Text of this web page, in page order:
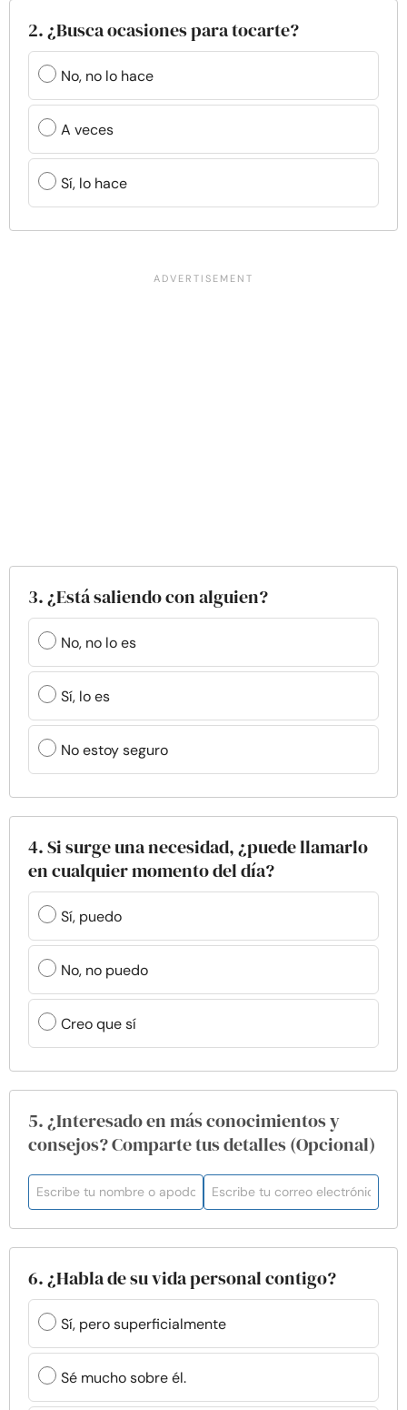
2. ¿Busca ocasiones para tocarte?
No, no lo hace
A veces
Sí, lo hace
3. ¿Está saliendo con alguien?
No, no lo es
Sí, lo es
No estoy seguro
4. Si surge una necesidad, ¿puede llamarlo
en cualquier momento del día?
Sí, puedo
No, no puedo
Creo que sí
5. ¿Interesado en más conocimientos y
consejos? Comparte tus detalles (Opcional)
6. ¿Habla de su vida personal contigo?
Sí, pero superficialmente
Sé mucho sobre él.